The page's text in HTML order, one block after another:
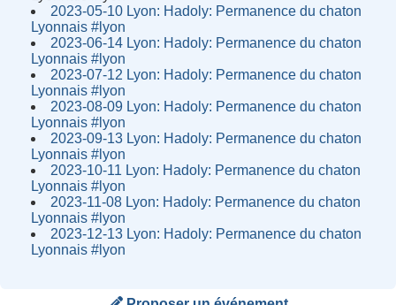
2023-05-10 Lyon: Hadoly: Permanence du chaton
Lyonnais #lyon
2023-06-14 Lyon: Hadoly: Permanence du chaton
Lyonnais #lyon
2023-07-12 Lyon: Hadoly: Permanence du chaton
Lyonnais #lyon
2023-08-09 Lyon: Hadoly: Permanence du chaton
Lyonnais #lyon
2023-09-13 Lyon: Hadoly: Permanence du chaton
Lyonnais #lyon
2023-10-11 Lyon: Hadoly: Permanence du chaton
Lyonnais #lyon
2023-11-08 Lyon: Hadoly: Permanence du chaton
Lyonnais #lyon
2023-12-13 Lyon: Hadoly: Permanence du chaton
Lyonnais #lyon